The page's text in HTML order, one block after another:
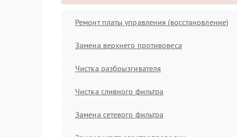
Ремонт платы управления (восстановление)
Замена верхнего противовеса
Чистка разбрызгивателя
Чистка сливного фильтра
Замена сетевого фильтра